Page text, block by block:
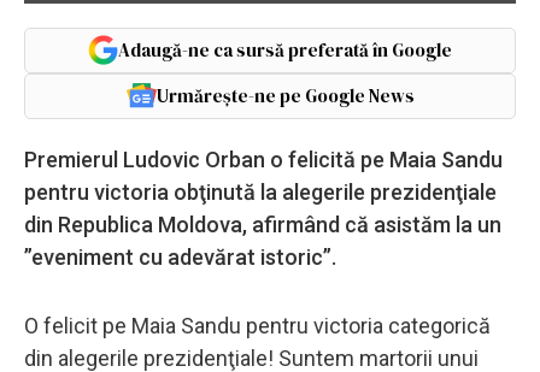
Adaugă-ne ca sursă preferată în Google
Urmărește-ne pe Google News
Premierul Ludovic Orban o felicită pe Maia Sandu
pentru victoria obţinută la alegerile prezidenţiale
din Republica Moldova, afirmând că asistăm la un
”eveniment cu adevărat istoric”.
O felicit pe Maia Sandu pentru victoria categorică
din alegerile prezidenţiale! Suntem martorii unui